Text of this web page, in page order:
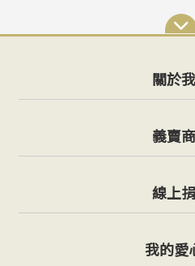
關於
義賣
線上
我的愛